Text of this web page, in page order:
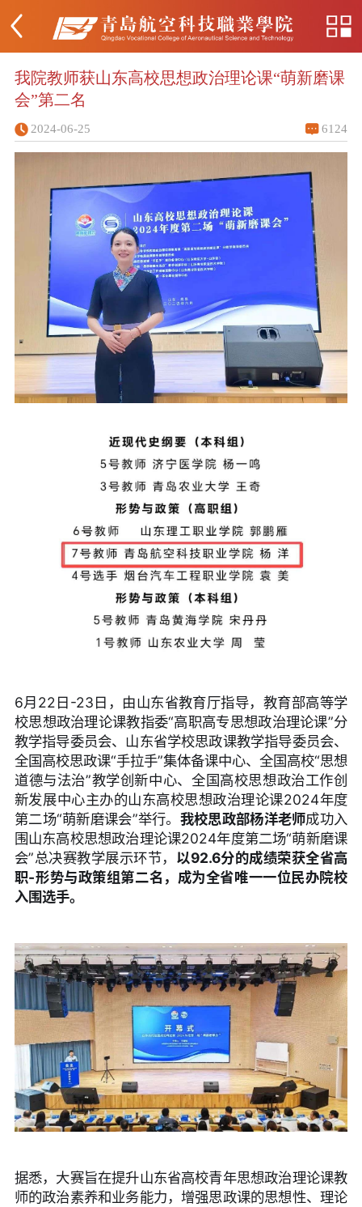
我院教师获山东高校思想政治理论课“萌新磨课
会”第二名
2024-06-25 6124
6月22日-23日，由山东省教育厅指导，教育部高等学
校思想政治理论课教指委“高职高专思想政治理论课”分
教学指导委员会、山东省学校思政课教学指导委员会、
全国高校思政课“手拉手”集体备课中心、全国高校“思想
道德与法治”教学创新中心、全国高校思想政治工作创
新发展中心主办的山东高校思想政治理论课2024年度
第二场“萌新磨课会”举行。 我校思政部杨洋老师成功入
围山东高校思想政治理论课2024年度第二场“萌新磨课
会”总决赛教学展示环节， 以92.6分的成绩荣获全省高
职-形势与政策组第二名，成为全省唯一一位民办院校
入围选手。
据悉，大赛旨在提升山东省高校青年思想政治理论课教
师的政治素养和业务能力，增强思政课的思想性、理论